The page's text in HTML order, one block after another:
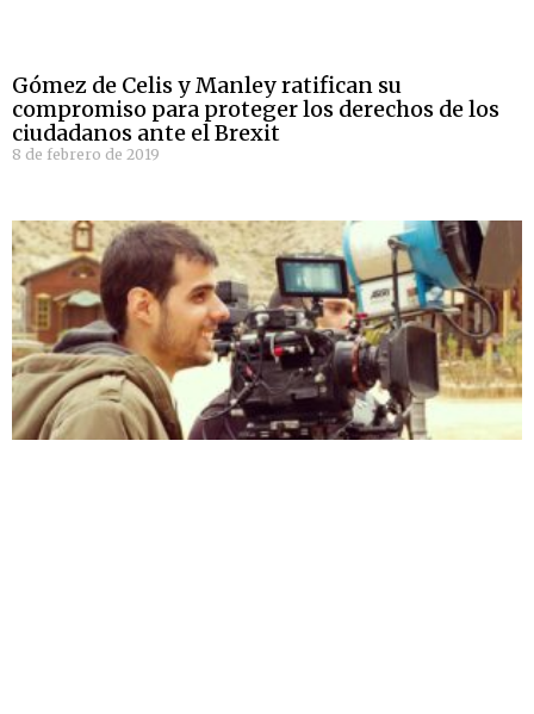
Gómez de Celis y Manley ratifican su
compromiso para proteger los derechos de los
ciudadanos ante el Brexit
8 de febrero de 2019